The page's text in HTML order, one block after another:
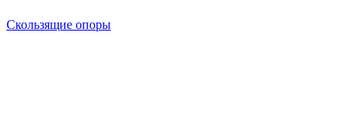
Скользящие опоры